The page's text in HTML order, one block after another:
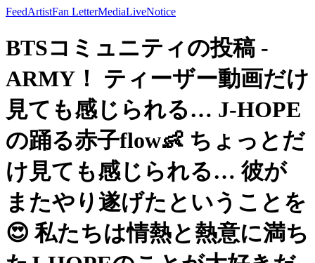
FeedArtistFan LetterMediaLiveNotice
BTSコミュニティの投稿 -
ARMY！ ティーザー動画だけ
見ても感じられる… J-HOPE
の踊る赤子flow👶 ちょっとだ
け見ても感じられる… 彼が
またやり遂げたということを
😍 私たちは情熱と熱意に満ち